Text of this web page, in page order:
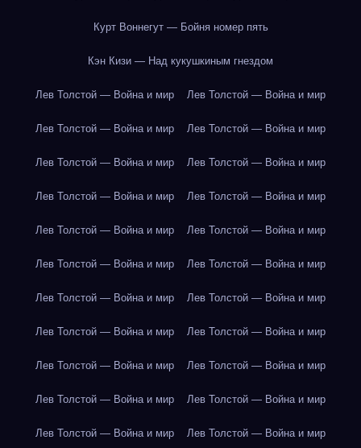
Курт Воннегут — Бойня номер пять
Кэн Кизи — Над кукушкиным гнездом
Лев Толстой — Война и мир Лев Толстой — Война и мир
Лев Толстой — Война и мир Лев Толстой — Война и мир
Лев Толстой — Война и мир Лев Толстой — Война и мир
Лев Толстой — Война и мир Лев Толстой — Война и мир
Лев Толстой — Война и мир Лев Толстой — Война и мир
Лев Толстой — Война и мир Лев Толстой — Война и мир
Лев Толстой — Война и мир Лев Толстой — Война и мир
Лев Толстой — Война и мир Лев Толстой — Война и мир
Лев Толстой — Война и мир Лев Толстой — Война и мир
Лев Толстой — Война и мир Лев Толстой — Война и мир
Лев Толстой — Война и мир Лев Толстой — Война и мир